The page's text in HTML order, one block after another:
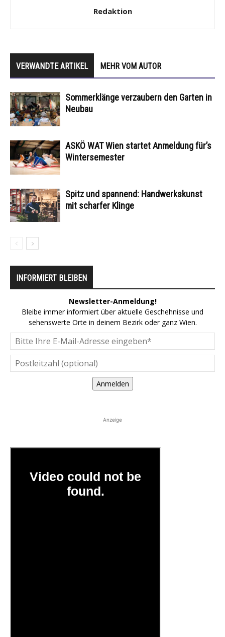
Redaktion
VERWANDTE ARTIKEL MEHR VOM AUTOR
Sommerklänge verzaubern den Garten in
Neubau
ASKÖ WAT Wien startet Anmeldung für’s
Wintersemester
Spitz und spannend: Handwerkskunst
mit scharfer Klinge
INFORMIERT BLEIBEN
Newsletter-Anmeldung!
Bleibe immer informiert über aktuelle Geschehnisse und
sehenswerte Orte in deinem Bezirk oder ganz Wien.
Anmelden
Anzeige